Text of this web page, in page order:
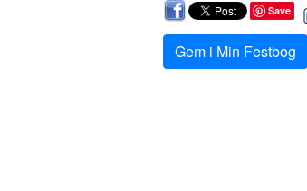
Save
Gem i Min Festbog